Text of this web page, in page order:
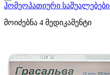
ჰომეოპათიური საშუალებები
მოიძებნა 4 მედიკამენტი